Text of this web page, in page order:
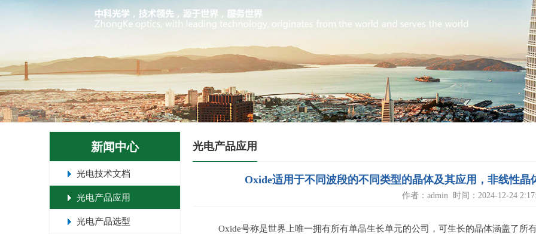
新闻中心
光电技术文档
光电产品应用
光电产品选型
光电产品应用
Oxide适用于不同波段的不同类型的晶体及其应用，非线性
作者：admin 时间：2024-12-24
Oxide号称是世界上唯一拥有所有单晶生长单元的公司，可生长的晶体涵盖了所